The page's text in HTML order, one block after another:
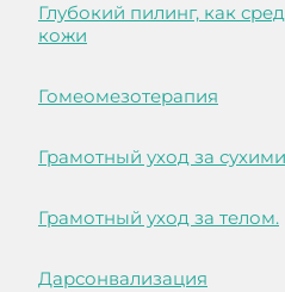
Глубокий пилинг, как
кожи
Гомеомезотерапия
Грамотный уход за
Грамотный уход за телом.
Дарсонвализация